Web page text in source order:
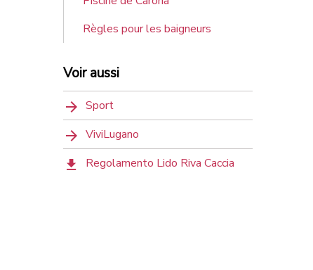
Règles pour les baigneurs
Voir aussi
Sport
ViviLugano
Regolamento Lido Riva Caccia